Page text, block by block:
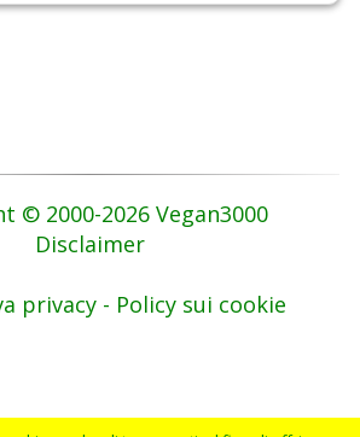
© 2000-2026 Vegan3000
Disclaimer
privacy - Policy sui cookie